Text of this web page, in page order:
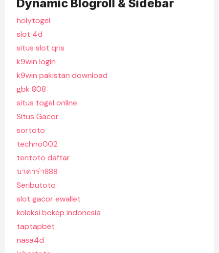
Dynamic Blogroll & Sidebar
holytogel
slot 4d
situs slot qris
k9win login
k9win pakistan download
gbk 808
situs togel online
Situs Gacor
sortoto
techno002
tentoto daftar
บาคาร่า888
Seributoto
slot gacor ewallet
koleksi bokep indonesia
taptapbet
nasa4d